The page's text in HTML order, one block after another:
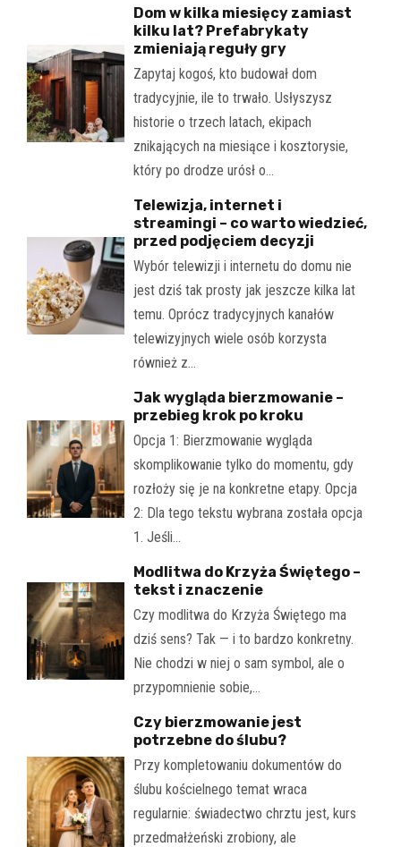
Dom w kilka miesięcy zamiast
kilku lat? Prefabrykaty
zmieniają reguły gry
Zapytaj kogoś, kto budował dom
tradycyjnie, ile to trwało. Usłyszysz
historie o trzech latach, ekipach
znikających na miesiące i kosztorysie,
który po drodze urósł o…
Telewizja, internet i
streamingi – co warto wiedzieć,
przed podjęciem decyzji
Wybór telewizji i internetu do domu nie
jest dziś tak prosty jak jeszcze kilka lat
temu. Oprócz tradycyjnych kanałów
telewizyjnych wiele osób korzysta
również z…
Jak wygląda bierzmowanie –
przebieg krok po kroku
Opcja 1: Bierzmowanie wygląda
skomplikowanie tylko do momentu, gdy
rozłoży się je na konkretne etapy. Opcja
2: Dla tego tekstu wybrana została opcja
1. Jeśli…
Modlitwa do Krzyża Świętego –
tekst i znaczenie
Czy modlitwa do Krzyża Świętego ma
dziś sens? Tak — i to bardzo konkretny.
Nie chodzi w niej o sam symbol, ale o
przypomnienie sobie,…
Czy bierzmowanie jest
potrzebne do ślubu?
Przy kompletowaniu dokumentów do
ślubu kościelnego temat wraca
regularnie: świadectwo chrztu jest, kurs
przedmałżeński zrobiony, ale